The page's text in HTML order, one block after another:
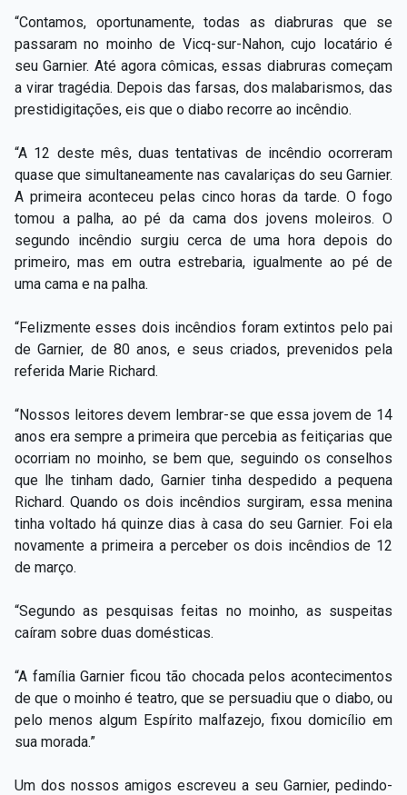
“Contamos, oportunamente, todas as diabruras que se
passaram no moinho de Vicq-sur-Nahon, cujo locatário é
seu Garnier. Até agora cômicas, essas diabruras começam
a virar tragédia. Depois das farsas, dos malabarismos, das
prestidigitações, eis que o diabo recorre ao incêndio.
“A 12 deste mês, duas tentativas de incêndio ocorreram
quase que simultaneamente nas cavalariças do seu Garnier.
A primeira aconteceu pelas cinco horas da tarde. O fogo
tomou a palha, ao pé da cama dos jovens moleiros. O
segundo incêndio surgiu cerca de uma hora depois do
primeiro, mas em outra estrebaria, igualmente ao pé de
uma cama e na palha.
“Felizmente esses dois incêndios foram extintos pelo pai
de Garnier, de 80 anos, e seus criados, prevenidos pela
referida Marie Richard.
“Nossos leitores devem lembrar-se que essa jovem de 14
anos era sempre a primeira que percebia as feitiçarias que
ocorriam no moinho, se bem que, seguindo os conselhos
que lhe tinham dado, Garnier tinha despedido a pequena
Richard. Quando os dois incêndios surgiram, essa menina
tinha voltado há quinze dias à casa do seu Garnier. Foi ela
novamente a primeira a perceber os dois incêndios de 12
de março.
“Segundo as pesquisas feitas no moinho, as suspeitas
caíram sobre duas domésticas.
“A família Garnier ficou tão chocada pelos acontecimentos
de que o moinho é teatro, que se persuadiu que o diabo, ou
pelo menos algum Espírito malfazejo, fixou domicílio em
sua morada.”
Um dos nossos amigos escreveu a seu Garnier, pedindo-